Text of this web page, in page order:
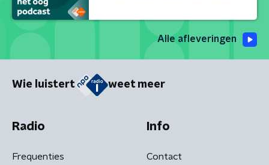
Alle afleveringen
Wie luistert weet meer
Radio
Frequenties
Info
Contact